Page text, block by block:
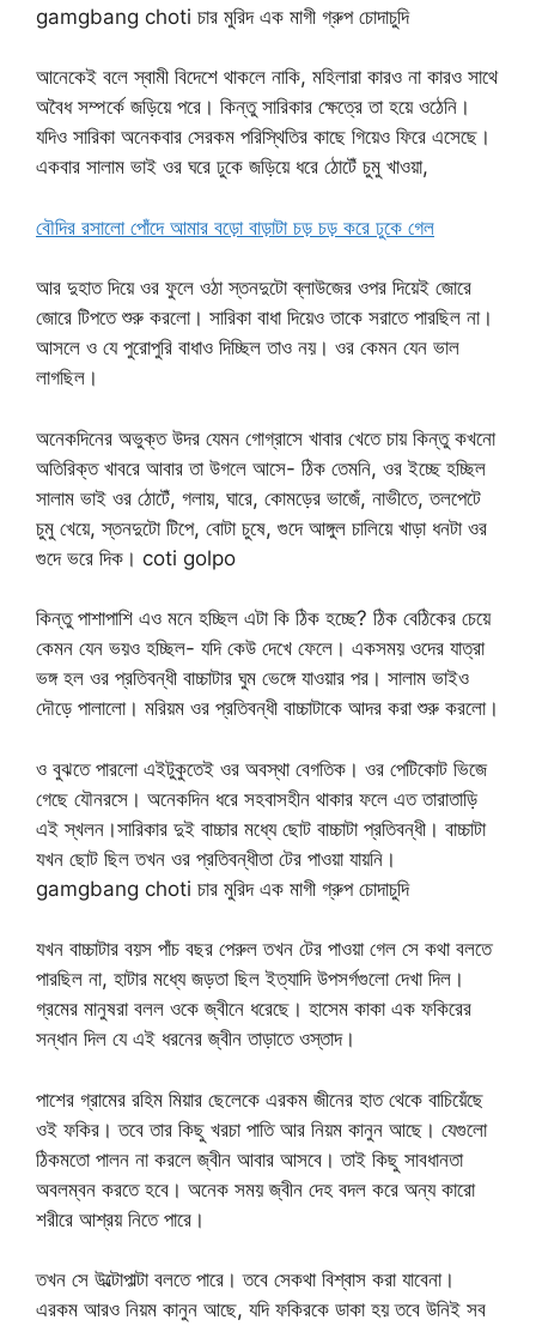
gamgbang choti চার মুরিদ এক মাগী গ্রুপ চোদাচুদি
আনেকেই বলে স্বামী বিদেশে থাকলে নাকি, মহিলারা কারও না কারও সাথে
অবৈধ সম্পর্কে জড়িয়ে পরে। কিন্তু সারিকার ক্ষেত্রে তা হয়ে ওঠেনি।
যদিও সারিকা অনেকবার সেরকম পরিস্থিতির কাছে গিয়েও ফিরে এসেছে।
একবার সালাম ভাই ওর ঘরে ঢুকে জড়িয়ে ধরে ঠোটেঁ চুমু খাওয়া,
বৌদির রসালো পোঁদে আমার বড়ো বাড়াটা চড় চড় করে ঢুকে গেল
আর দুহাত দিয়ে ওর ফুলে ওঠা স্তনদুটো ব্লাউজের ওপর দিয়েই জোরে
জোরে টিপতে শুরু করলো। সারিকা বাধা দিয়েও তাকে সরাতে পারছিল না।
আসলে ও যে পুরোপুরি বাধাও দিচ্ছিল তাও নয়। ওর কেমন যেন ভাল
লাগছিল।
অনেকদিনের অভুক্ত উদর যেমন গোগ্রাসে খাবার খেতে চায় কিন্তু কখনো
অতিরিক্ত খাবরে আবার তা উগলে আসে- ঠিক তেমনি, ওর ইচ্ছে হচ্ছিল
সালাম ভাই ওর ঠোটেঁ, গলায়, ঘারে, কোমড়ের ভাজেঁ, নাভীতে, তলপেটে
চুমু খেয়ে, স্তনদুটো টিপে, বোটা চুষে, গুদে আঙ্গুল চালিয়ে খাড়া ধনটা ওর
গুদে ভরে দিক। coti golpo
কিন্তু পাশাপাশি এও মনে হচ্ছিল এটা কি ঠিক হচ্ছে? ঠিক বেঠিকের চেয়ে
কেমন যেন ভয়ও হচ্ছিল- যদি কেউ দেখে ফেলে। একসময় ওদের যাত্রা
ভঙ্গ হল ওর প্রতিবন্ধী বাচ্চাটার ঘুম ভেঙ্গে যাওয়ার পর। সালাম ভাইও
দৌড়ে পালালো। মরিয়ম ওর প্রতিবন্ধী বাচ্চাটাকে আদর করা শুরু করলো।
ও বুঝতে পারলো এইটুকুতেই ওর অবস্থা বেগতিক। ওর পেটিকোট ভিজে
গেছে যৌনরসে। অনেকদিন ধরে সহবাসহীন থাকার ফলে এত তারাতাড়ি
এই স্খলন।সারিকার দুই বাচ্চার মধ্যে ছোট বাচ্চাটা প্রতিবন্ধী। বাচ্চাটা
যখন ছোট ছিল তখন ওর প্রতিবন্ধীতা টের পাওয়া যায়নি।
gamgbang choti চার মুরিদ এক মাগী গ্রুপ চোদাচুদি
যখন বাচ্চাটার বয়স পাঁচ বছর পেরুল তখন টের পাওয়া গেল সে কথা বলতে
পারছিল না, হাটার মধ্যে জড়তা ছিল ইত্যাদি উপসর্গগুলো দেখা দিল।
গ্রমের মানুষরা বলল ওকে জ্বীনে ধরেছে। হাসেম কাকা এক ফকিরের
সন্ধান দিল যে এই ধরনের জ্বীন তাড়াতে ওস্তাদ।
পাশের গ্রামের রহিম মিয়ার ছেলেকে এরকম জীনের হাত থেকে বাচিয়েঁছে
ওই ফকির। তবে তার কিছু খরচা পাতি আর নিয়ম কানুন আছে। যেগুলো
ঠিকমতো পালন না করলে জ্বীন আবার আসবে। তাই কিছু সাবধানতা
অবলম্বন করতে হবে। অনেক সময় জ্বীন দেহ বদল করে অন্য কারো
শরীরে আশ্রয় নিতে পারে।
তখন সে উল্টোপাল্টা বলতে পারে। তবে সেকথা বিশ্বাস করা যাবেনা।
এরকম আরও নিয়ম কানুন আছে, যদি ফকিরকে ডাকা হয় তবে উনিই সব